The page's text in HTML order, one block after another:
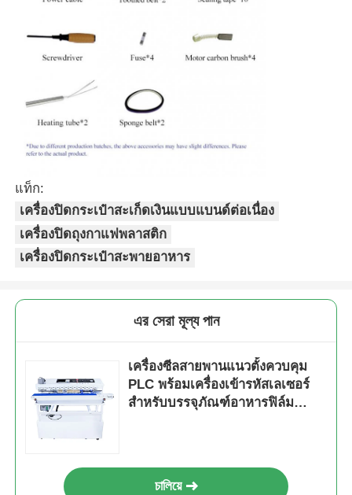
แท็ก:
เครื่องปิดกระเป๋าสะเก็ดเงินแบบแบนด์ต่อเนื่อง
เครื่องปิดถุงกาแฟพลาสติก
เครื่องปิดกระเป๋าสะพายอาหาร
এর সেরা মূল্য পান
เครื่องซีลสายพานแนวตั้งควบคุม
PLC พร้อมเครื่องเข้ารหัสเลเซอร์
สำหรับบรรจุภัณฑ์อาหารฟิล์ม
চালিয়ে